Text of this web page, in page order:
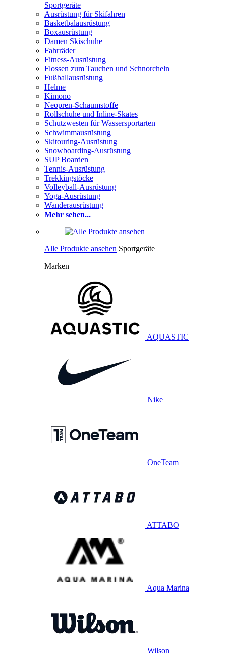
Sportgeräte
Ausrüstung für Skifahren
Basketbalausrüstung
Boxausrüstung
Damen Skischuhe
Fahrräder
Fitness-Ausrüstung
Flossen zum Tauchen und Schnorcheln
Fußballausrüstung
Helme
Kimono
Neopren-Schaumstoffe
Rollschuhe und Inline-Skates
Schutzwesten für Wassersportarten
Schwimmausrüstung
Skitouring-Ausrüstung
Snowboarding-Ausrüstung
SUP Boarden
Tennis-Ausrüstung
Trekkingstöcke
Volleyball-Ausrüstung
Yoga-Ausrüstung
Wanderausrüstung
Mehr sehen...
Alle Produkte ansehen Sportgeräte
Marken
AQUASTIC
Nike
OneTeam
ATTABO
Aqua Marina
Wilson